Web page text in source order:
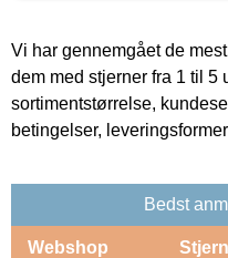
Vi har gennemgået de
dem med stjerner fra 1 til 5
sortimentstørrelse,
betingelser,
Bedst
Webshop